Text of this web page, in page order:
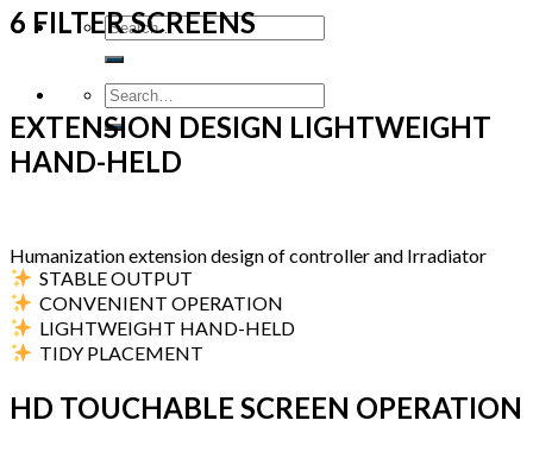
6 FILTER SCREENS
EXTENSION DESIGN LIGHTWEIGHT
HAND-HELD
Humanization extension design of controller and Irradiator
STABLE OUTPUT
CONVENIENT OPERATION
LIGHTWEIGHT HAND-HELD
TIDY PLACEMENT
HD TOUCHABLE SCREEN OPERATION